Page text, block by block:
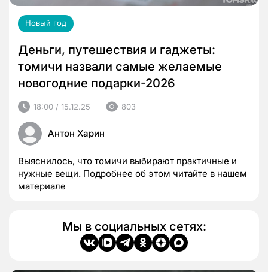
Новый год
Деньги, путешествия и гаджеты:
томичи назвали самые желаемые
новогодние подарки-2026
18:00 / 15.12.25 803
Антон Харин
Выяснилось, что томичи выбирают практичные и
нужные вещи. Подробнее об этом читайте в нашем
материале
Мы в социальных сетях: